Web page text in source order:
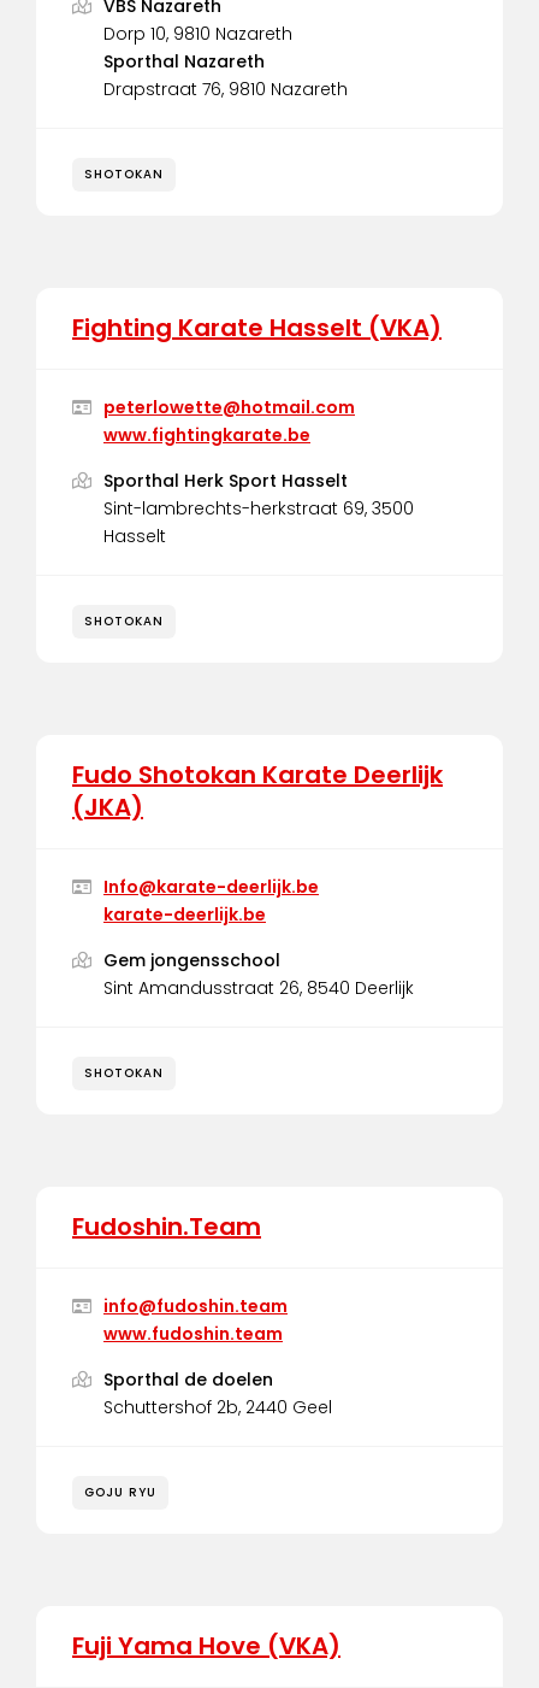
VBS Nazareth
Dorp 10, 9810 Nazareth
Sporthal Nazareth
Drapstraat 76, 9810 Nazareth
SHOTOKAN
Fighting Karate Hasselt (VKA)
peterlowette@hotmail.com
www.fightingkarate.be
Sporthal Herk Sport Hasselt
Sint-lambrechts-herkstraat 69, 3500
Hasselt
SHOTOKAN
Fudo Shotokan Karate Deerlijk
(JKA)
Info@karate-deerlijk.be
karate-deerlijk.be
Gem jongensschool
Sint Amandusstraat 26, 8540 Deerlijk
SHOTOKAN
Fudoshin.Team
info@fudoshin.team
www.fudoshin.team
Sporthal de doelen
Schuttershof 2b, 2440 Geel
GOJU RYU
Fuji Yama Hove (VKA)